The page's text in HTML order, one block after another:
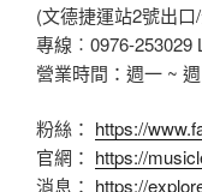
(文德捷運站2號出
專線︰0976-253029
營業時間：週一 ~
粉絲： https://
官網： https://
消息： https://